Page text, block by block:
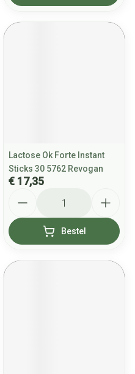
Lactose Ok Forte Instant
Sticks 30 5762 Revogan
€ 17,35
Bestel